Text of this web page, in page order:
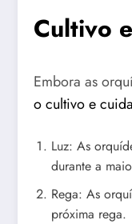
Cultivo
Embora as
o cultivo e
Luz: As
durante a
Rega: As
próxima rega.